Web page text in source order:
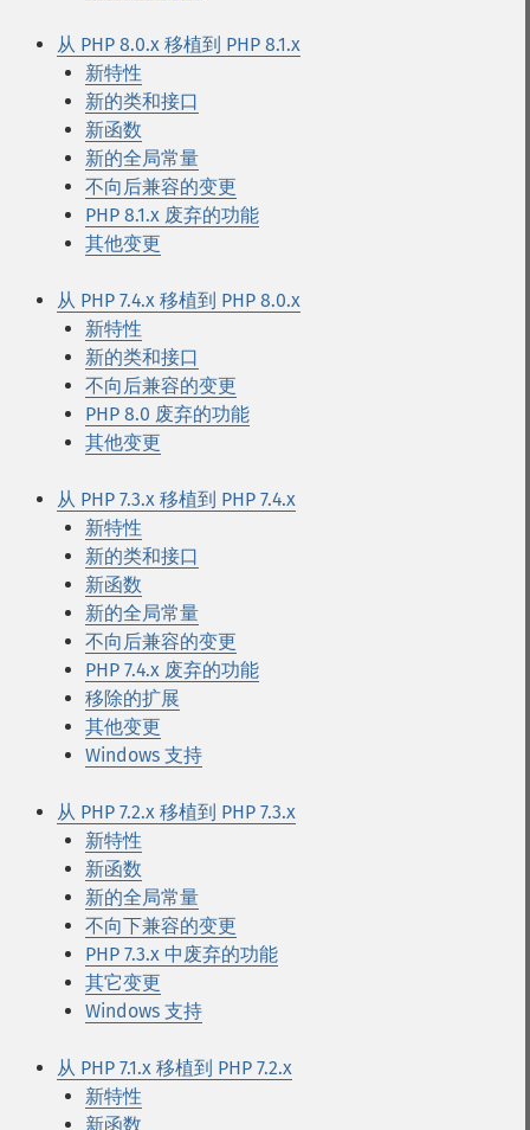
从 PHP 8.0.x 移植到 PHP 8.1.x
新特性
新的类和接口
新函数
新的全局常量
不向后兼容的变更
PHP 8.1.x 废弃的功能
其他变更
从 PHP 7.4.x 移植到 PHP 8.0.x
新特性
新的类和接口
不向后兼容的变更
PHP 8.0 废弃的功能
其他变更
从 PHP 7.3.x 移植到 PHP 7.4.x
新特性
新的类和接口
新函数
新的全局常量
不向后兼容的变更
PHP 7.4.x 废弃的功能
移除的扩展
其他变更
Windows 支持
从 PHP 7.2.x 移植到 PHP 7.3.x
新特性
新函数
新的全局常量
不向下兼容的变更
PHP 7.3.x 中废弃的功能
其它变更
Windows 支持
从 PHP 7.1.x 移植到 PHP 7.2.x
新特性
新函数